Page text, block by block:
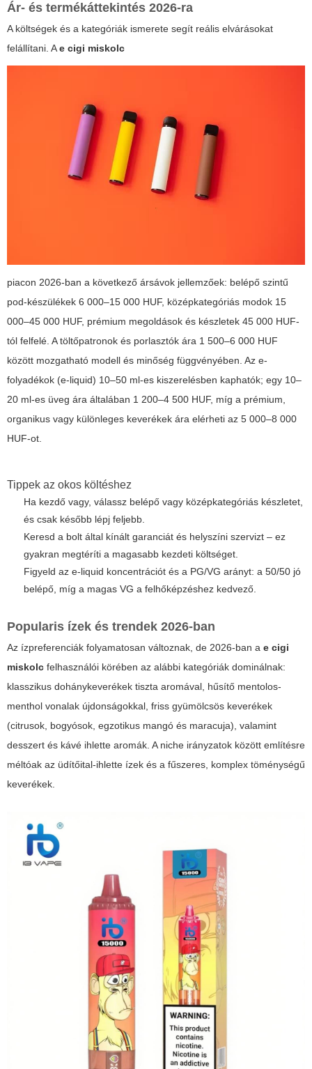
Ár- és termékáttekintés 2026-ra
A költségek és a kategóriák ismerete segít reális elvárásokat
felállítani. Ae cigi miskolc
piacon 2026-ban a következő ársávok jellemzőek: belépő szintű
pod-készülékek 6 000–15 000 HUF, középkategóriás modok 15
000–45 000 HUF, prémium megoldások és készletek 45 000 HUF-
tól felfelé. A töltőpatronok és porlasztók ára 1 500–6 000 HUF
között mozgatható modell és minőség függvényében. Az e-
folyadékok (e-liquid) 10–50 ml-es kiszerelésben kaphatók; egy 10–
20 ml-es üveg ára általában 1 200–4 500 HUF, míg a prémium,
organikus vagy különleges keverékek ára elérheti az 5 000–8 000
HUF-ot.
Tippek az okos költéshez
Ha kezdő vagy, válassz belépő vagy középkategóriás készletet,
és csak később lépj feljebb.
Keresd a bolt által kínált garanciát és helyszíni szervizt – ez
gyakran megtéríti a magasabb kezdeti költséget.
Figyeld az e-liquid koncentrációt és a PG/VG arányt: a 50/50 jó
belépő, míg a magas VG a felhőképzéshez kedvező.
Popularis ízek és trendek 2026-ban
Az ízpreferenciák folyamatosan változnak, de 2026-ban a e cigi
miskolc felhasználói körében az alábbi kategóriák dominálnak:
klasszikus dohánykeverékek tiszta aromával, hűsítő mentolos-
menthol vonalak újdonságokkal, friss gyümölcsös keverékek
(citrusok, bogyósok, egzotikus mangó és maracuja), valamint
desszert és kávé ihlette aromák. A niche irányzatok között említésre
méltóak az üdítőital-ihlette ízek és a fűszeres, komplex töménységű
keverékek.